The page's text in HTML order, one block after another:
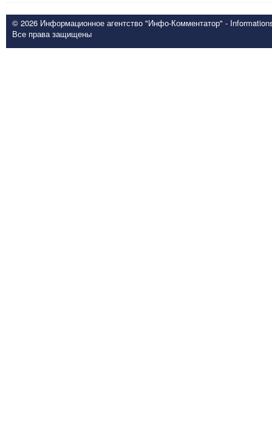
© 2026 Информационное агентство "Инфо-Комментатор" -
Все права защищены